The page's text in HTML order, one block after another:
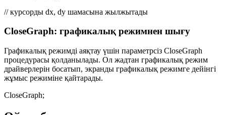
// курсорды dx, dy шамасына жылжытады
CloseGraph: графикалық режимнен шығу
Графикалық режимді аяқтау үшін параметрсіз CloseGraph
процедурасы қолданылады. Ол жадтан графикалық режим
драйверлерін босатып, экранды графикалық режимге дейінгі
жұмыс режиміне қайтарады.
CloseGraph;